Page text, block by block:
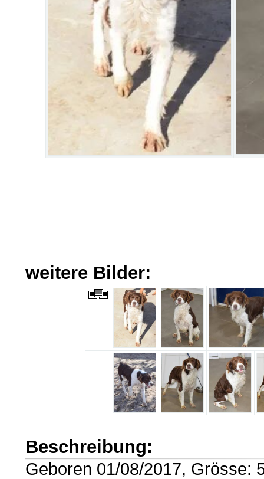
weitere Bilder:
Beschreibung:
Geboren 01/08/2017, Grösse: